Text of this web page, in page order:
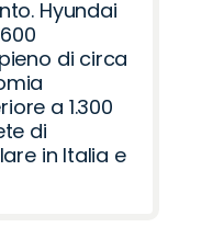
Hyundai
di circa
a 1.300
di
in Italia e